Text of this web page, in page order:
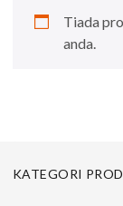
Tiada
anda.
KATEGORI